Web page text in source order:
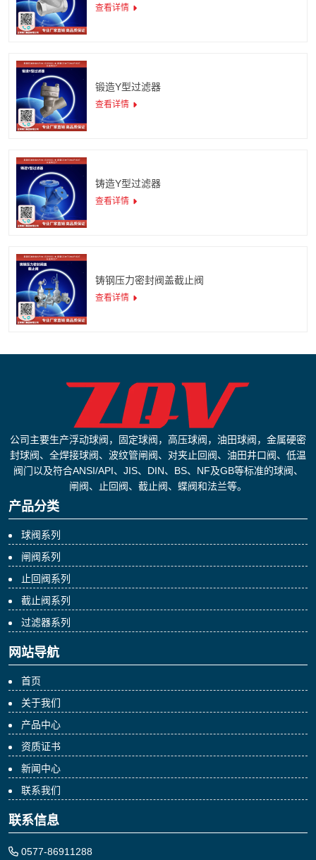
查看详情
锻造Y型过滤器
查看详情
铸造Y型过滤器
查看详情
铸钢压力密封阀盖截止阀
查看详情
公司主要生产浮动球阀，固定球阀，高压球阀，油田球阀，金属硬密
封球阀、全焊接球阀、波纹管闸阀、对夹止回阀、油田井口阀、低温
阀门以及符合ANSI/API、JIS、DIN、BS、NF及GB等标准的球阀、
闸阀、止回阀、截止阀、蝶阀和法兰等。
产品分类
球阀系列
闸阀系列
止回阀系列
截止阀系列
过滤器系列
网站导航
首页
关于我们
产品中心
资质证书
新闻中心
联系我们
联系信息
0577-86911288